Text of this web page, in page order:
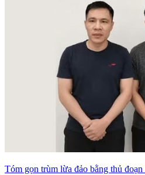
Tóm gọn trùm lừa đảo bằng thủ